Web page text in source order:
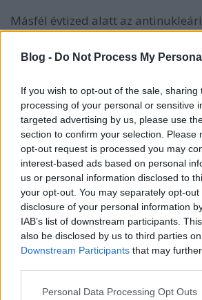
Blog - Do Not Process My
If you wish to opt-out of the sale, sharing
processing of your personal or sensitive
targeted advertising by us, please use
section to confirm your selection. Please
opt-out request is processed you may
interest-based ads based on personal
us or personal information disclosed to
your opt-out. You may separately opt-
disclosure of your personal information
IAB’s list of downstream participants.
also be disclosed by us to third parties
Downstream Participants that may
Please note that this website/app uses
Personal Data Processing Opt Outs
Másfél évtized alatt az
belőle kinövő zöld párt elérte,
törvényt fogadjon el a megújulók
1990-et írtunk ekkor.
hasonló jogszabályt (kötelező
2000-ben a zöld-
kezdeményezésére a parlament
atomerőművek leállításáról szóló
jóval a 2011-es fukusimai
Az azonban tény, hogy 2010-ben
bejelentette, hogy
atomerőművek élettartamát.
– ez nem visszakozás volt, csak a
tolódott volna. Fukusima után
megszavazta a javaslatot.